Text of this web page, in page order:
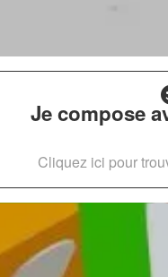
Je compose
Cliquez ici pour